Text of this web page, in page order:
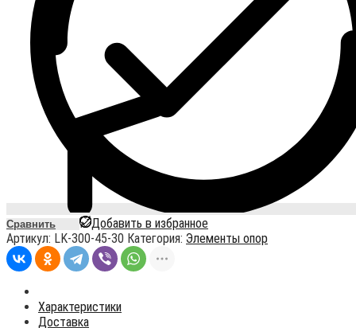
Сравнить
Добавить в избранное
Артикул: LK-300-45-30 Категория: Элементы опор
Характеристики
Доставка